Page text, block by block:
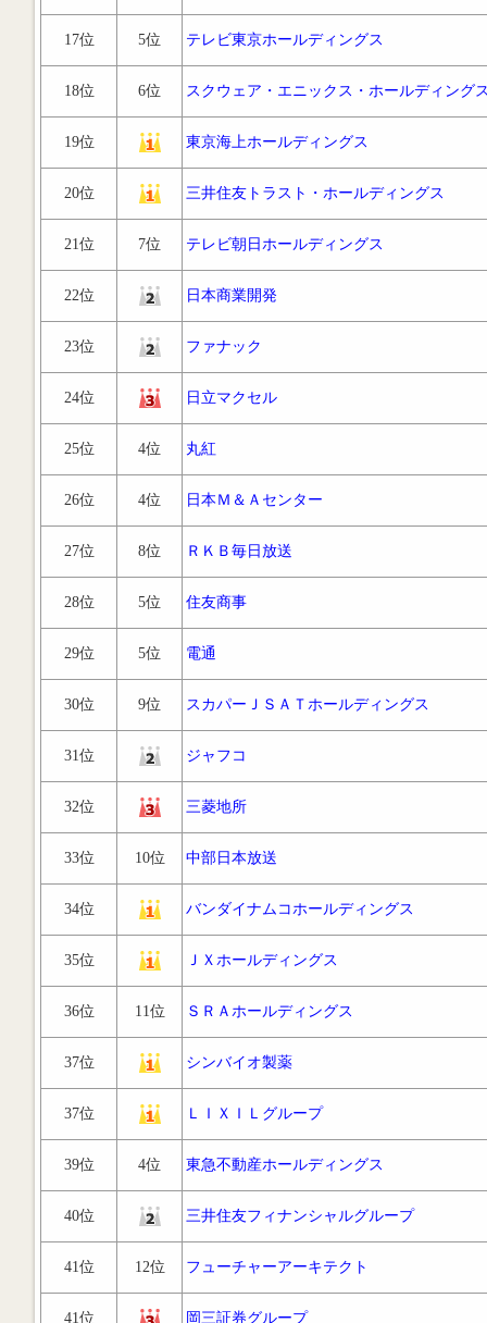
17位 5位 テレビ東京ホールディングス
18位 6位 スクウェア・エニックス・ホールディング
19位 東京海上ホールディングス
20位 三井住友トラスト・ホールディングス
21位 7位 テレビ朝日ホールディングス
22位 日本商業開発
23位 ファナック
24位 日立マクセル
25位 4位 丸紅
26位 4位 日本Ｍ＆Ａセンター
27位 8位 ＲＫＢ毎日放送
28位 5位 住友商事
29位 5位 電通
30位 9位 スカパーＪＳＡＴホールディングス
31位 ジャフコ
32位 三菱地所
33位 10位 中部日本放送
34位 バンダイナムコホールディングス
35位 ＪＸホールディングス
36位 11位 ＳＲＡホールディングス
37位 シンバイオ製薬
37位 ＬＩＸＩＬグループ
39位 4位 東急不動産ホールディングス
40位 三井住友フィナンシャルグループ
41位 12位 フューチャーアーキテクト
41位 岡三証券グループ